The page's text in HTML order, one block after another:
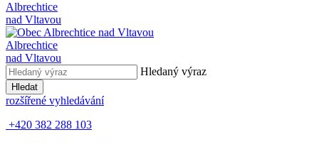
Albrechtice
nad Vltavou
Albrechtice
nad Vltavou
Hledaný výraz
Hledat
rozšířené vyhledávání
+420 382 288 103